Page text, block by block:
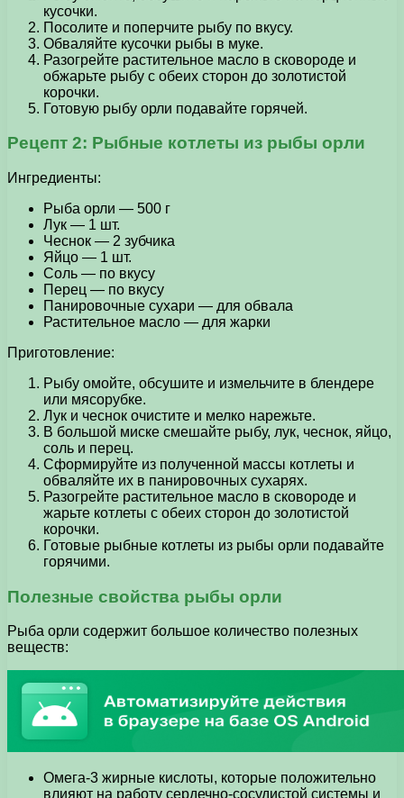
кусочки.
Посолите и поперчите рыбу по вкусу.
Обваляйте кусочки рыбы в муке.
Разогрейте растительное масло в сковороде и
обжарьте рыбу с обеих сторон до золотистой
корочки.
Готовую рыбу орли подавайте горячей.
Рецепт 2: Рыбные котлеты из рыбы орли
Ингредиенты:
Рыба орли — 500 г
Лук — 1 шт.
Чеснок — 2 зубчика
Яйцо — 1 шт.
Соль — по вкусу
Перец — по вкусу
Панировочные сухари — для обвала
Растительное масло — для жарки
Приготовление:
Рыбу омойте, обсушите и измельчите в блендере
или мясорубке.
Лук и чеснок очистите и мелко нарежьте.
В большой миске смешайте рыбу, лук, чеснок, яйцо,
соль и перец.
Сформируйте из полученной массы котлеты и
обваляйте их в панировочных сухарях.
Разогрейте растительное масло в сковороде и
жарьте котлеты с обеих сторон до золотистой
корочки.
Готовые рыбные котлеты из рыбы орли подавайте
горячими.
Полезные свойства рыбы орли
Рыба орли содержит большое количество полезных
веществ:
Омега-3 жирные кислоты, которые положительно
влияют на работу сердечно-сосудистой системы и